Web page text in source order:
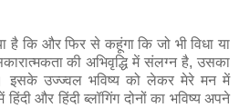
कि और फिर से कहूंगा कि जो भी विधा या
की अभिवृद्धि में संलग्‍न है, उसका
इसके उज्‍ज्‍वल भविष्‍य को लेकर मेरे मन में
और हिंदी ब्‍लॉगिंग दोनों का भविष्‍य अपने